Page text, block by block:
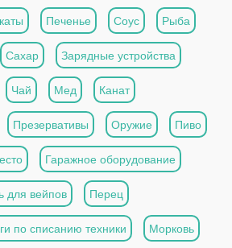
Печенье Соус Рыба
Сахар Зарядные устройства
Чай Мед Канат
Презервативы Оружие Пиво
Гаражное оборудование
для вейпов Перец
по списанию техники Морковь